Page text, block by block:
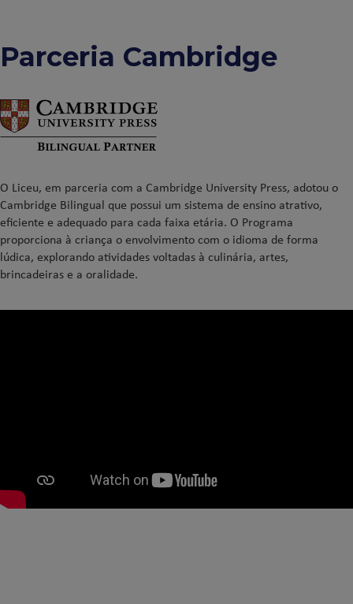
Parceria Cambridge
O Liceu, em parceria com a Cambridge University Press, adotou o
Cambridge Bilingual que possui um sistema de ensino atrativo,
eficiente e adequado para cada faixa etária. O Programa
proporciona à criança o envolvimento com o idioma de forma
lúdica, explorando atividades voltadas à culinária, artes,
brincadeiras e a oralidade.